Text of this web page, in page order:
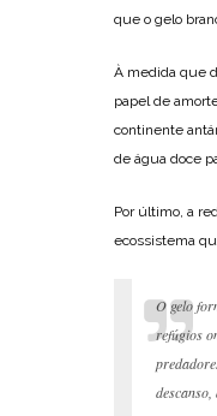
que o gelo
À medida que
papel de
continente
de água doce
Por último, a
ecossistema
O gelo
refúgios